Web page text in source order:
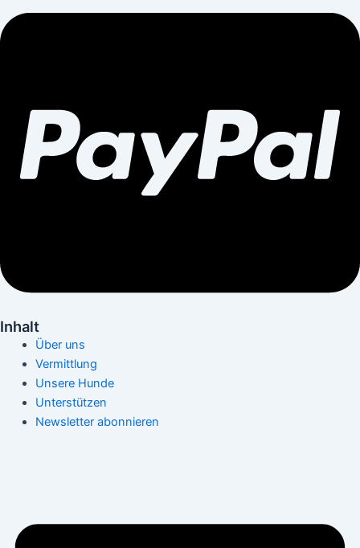
Inhalt
Über uns
Vermittlung
Unsere Hunde
Unterstützen
Newsletter abonnieren